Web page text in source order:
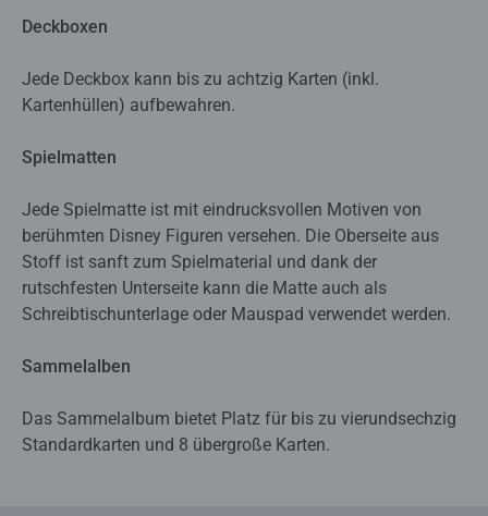
Deckboxen
Jede Deckbox kann bis zu achtzig Karten (inkl.
Kartenhüllen) aufbewahren.
Spielmatten
Jede Spielmatte ist mit eindrucksvollen Motiven von
berühmten Disney Figuren versehen. Die Oberseite aus
Stoff ist sanft zum Spielmaterial und dank der
rutschfesten Unterseite kann die Matte auch als
Schreibtischunterlage oder Mauspad verwendet werden.
Sammelalben
Das Sammelalbum bietet Platz für bis zu vier­und­sechzig
Standardkarten und 8 übergroße Karten.